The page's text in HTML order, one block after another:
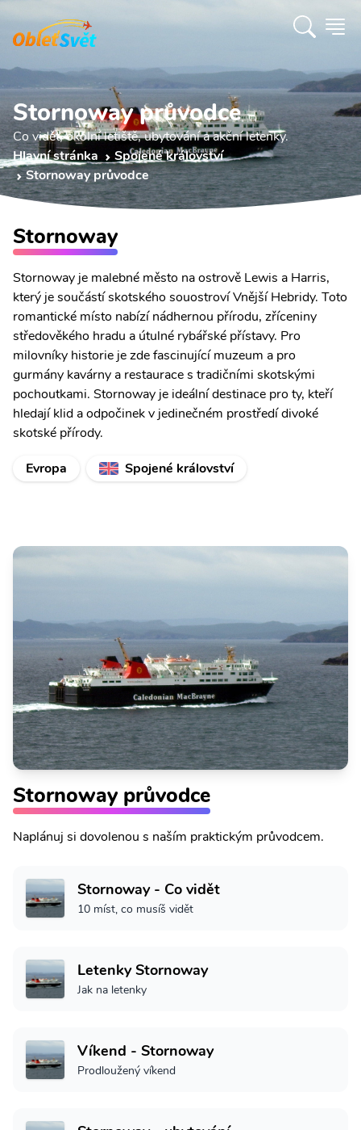
Stornoway průvodce
Co vidět, okolní letiště, ubytování a akční letenky.
Hlavní stránka
Spojené království
Stornoway průvodce
Stornoway
Stornoway je malebné město na ostrově Lewis a Harris,
který je součástí skotského souostroví Vnější Hebridy. Toto
romantické místo nabízí nádhernou přírodu, zříceniny
středověkého hradu a útulné rybářské přístavy. Pro
milovníky historie je zde fascinující muzeum a pro
gurmány kavárny a restaurace s tradičními skotskými
pochoutkami. Stornoway je ideální destinace pro ty, kteří
hledají klid a odpočinek v jedinečném prostředí divoké
skotské přírody.
Evropa
Spojené království
Stornoway průvodce
Naplánuj si dovolenou s naším praktickým průvodcem.
Stornoway - Co vidět
10 míst, co musíš vidět
Letenky Stornoway
Jak na letenky
Víkend - Stornoway
Prodloužený víkend